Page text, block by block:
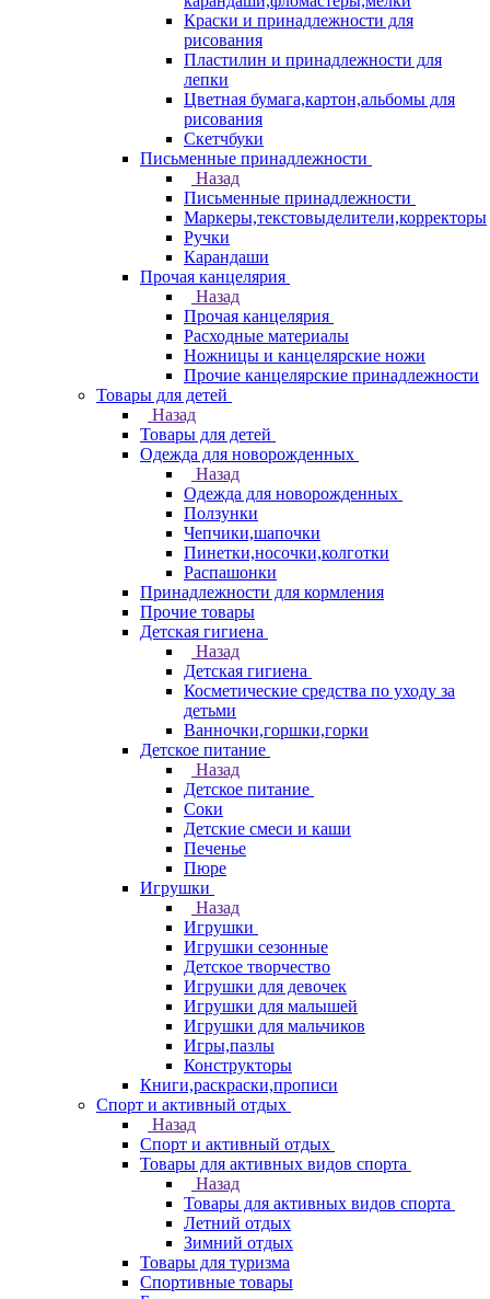
Краски и принадлежности для
рисования
Пластилин и принадлежности для
лепки
Цветная бумага,картон,альбомы для
рисования
Скетчбуки
Письменные принадлежности
Назад
Письменные принадлежности
Маркеры,текстовыделители,корректоры
Ручки
Карандаши
Прочая канцелярия
Назад
Прочая канцелярия
Расходные материалы
Ножницы и канцелярские ножи
Прочие канцелярские принадлежности
Товары для детей
Назад
Товары для детей
Одежда для новорожденных
Назад
Одежда для новорожденных
Ползунки
Чепчики,шапочки
Пинетки,носочки,колготки
Распашонки
Принадлежности для кормления
Прочие товары
Детская гигиена
Назад
Детская гигиена
Косметические средства по уходу за
детьми
Ванночки,горшки,горки
Детское питание
Назад
Детское питание
Соки
Детские смеси и каши
Печенье
Пюре
Игрушки
Назад
Игрушки
Игрушки сезонные
Детское творчество
Игрушки для девочек
Игрушки для малышей
Игрушки для мальчиков
Игры,пазлы
Конструкторы
Книги,раскраски,прописи
Спорт и активный отдых
Назад
Спорт и активный отдых
Товары для активных видов спорта
Назад
Товары для активных видов спорта
Летний отдых
Зимний отдых
Товары для туризма
Спортивные товары